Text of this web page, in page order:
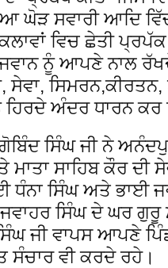
ਘੋੜ ਸਵਾਰੀ ਆਦਿ
ਵਿਚ ਛੇਤੀ
ਨੂੰ ਆਪਣੇ ਨਾਲ
ਸੇਵਾ,
ਹਿਰਦੇ ਅੰਦਰ ਧਾਰਨ
ਸਿੰਘ ਜੀ ਨੇ
ਮਾਤਾ ਸਾਹਿਬ ਕੌਰ ਦੀ
ਧੰਨਾ ਸਿੰਘ ਅਤੇ ਭਾਈ
ਸਿੰਘ ਦੇ ਘਰ
ਜੀ ਵਾਪਸ ਆਪਣੇ
ਵੀ ਕਰਦੇ ਰਹੇ।